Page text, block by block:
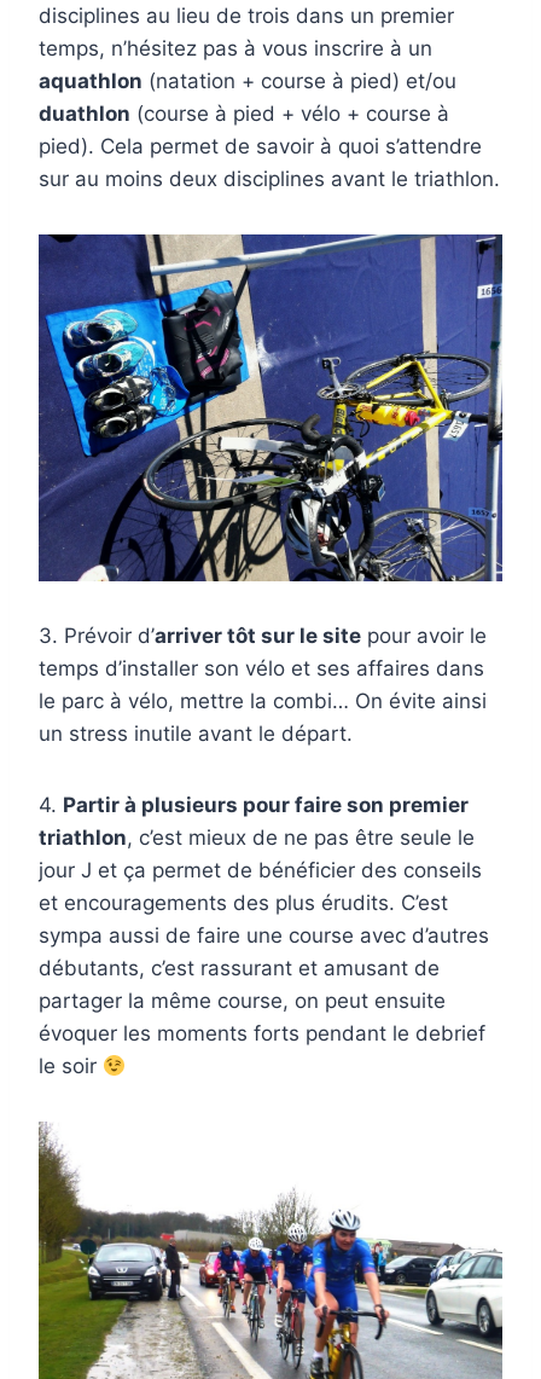
disciplines au lieu de trois dans un premier
temps, n’hésitez pas à vous inscrire à un
aquathlon (natation + course à pied) et/ou
duathlon (course à pied + vélo + course à
pied). Cela permet de savoir à quoi s’attendre
sur au moins deux disciplines avant le triathlon.
3. Prévoir d’arriver tôt sur le site pour avoir le
temps d’installer son vélo et ses affaires dans
le parc à vélo, mettre la combi… On évite ainsi
un stress inutile avant le départ.
4. Partir à plusieurs pour faire son premier
triathlon, c’est mieux de ne pas être seule le
jour J et ça permet de bénéficier des conseils
et encouragements des plus érudits. C’est
sympa aussi de faire une course avec d’autres
débutants, c’est rassurant et amusant de
partager la même course, on peut ensuite
évoquer les moments forts pendant le debrief
le soir